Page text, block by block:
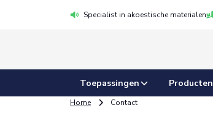
Specialist in akoestische materialen
Toepassingen Producten
Home Contact